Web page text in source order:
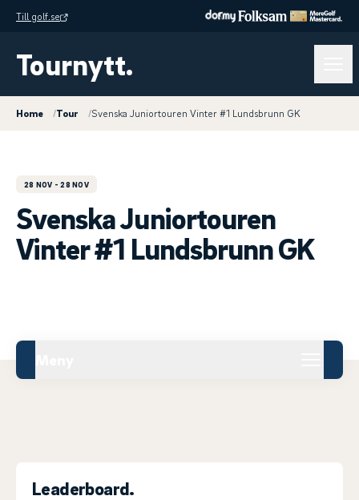
Till golf.se
Tournytt.
Home /Tour /Svenska Juniortouren Vinter #1 Lundsbrunn GK
28 NOV - 28 NOV
Svenska Juniortouren
Vinter #1 Lundsbrunn GK
Leaderboard.